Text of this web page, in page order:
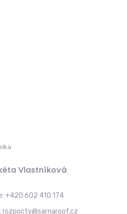
Vlastníková
+420 602 410 174
rozpocty@sarnaroof.cz